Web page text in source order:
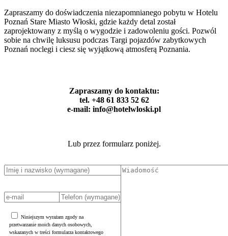
Zapraszamy do doświadczenia niezapomnianego pobytu w Hotelu
Poznań Stare Miasto Włoski, gdzie każdy detal został
zaprojektowany z myślą o wygodzie i zadowoleniu gości. Pozwól
sobie na chwilę luksusu podczas Targi pojazdów zabytkowych
Poznań noclegi i ciesz się wyjątkową atmosferą Poznania.
Zapraszamy do kontaktu:
tel. +48 61 833 52 62
e-mail: info@hotelwloski.pl
Lub przez formularz poniżej.
Niniejszym wyrażam zgody na
przetwarzanie moich danych osobowych,
wskazanych w treści formularza kontaktowego